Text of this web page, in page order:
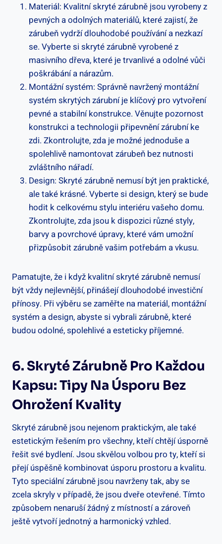
Materiál: Kvalitní skryté zárubně jsou vyrobeny z
pevných a odolných materiálů, které zajistí, že
zárubeň vydrží dlouhodobé používání a nezkazí
se. Vyberte si skryté zárubně vyrobené z
masivního dřeva, které je trvanlivé a odolné vůči
poškrábání a nárazům.
Montážní systém: Správně navržený montážní
systém skrytých zárubní je klíčový pro vytvoření
pevné a stabilní konstrukce. Věnujte pozornost
konstrukci a technologii připevnění zárubní ke
zdi. Zkontrolujte, zda je možné jednoduše a
spolehlivě namontovat zárubeň bez nutnosti
zvláštního nářadí.
Design: Skryté zárubně nemusí být jen praktické,
ale také krásné. Vyberte si design, který se bude
hodit k celkovému stylu interiéru vašeho domu.
Zkontrolujte, zda jsou k dispozici různé styly,
barvy a povrchové úpravy, které vám umožní
přizpůsobit zárubně vašim potřebám a vkusu.
Pamatujte, že i když kvalitní skryté zárubně nemusí
být vždy nejlevnější, přinášejí dlouhodobé investiční
přínosy. Při výběru se zaměřte na materiál, montážní
systém a design, abyste si vybrali zárubně, které
budou odolné, spolehlivé a esteticky příjemné.
6. Skryté Zárubně Pro Každou
Kapsu: Tipy Na Úsporu Bez
Ohrožení Kvality
Skryté zárubně jsou nejenom praktickým, ale také
estetickým řešením pro všechny, kteří chtějí úsporně
řešit své bydlení. Jsou skvělou volbou pro ty, kteří si
přejí úspěšně kombinovat úsporu prostoru a kvalitu.
Tyto speciální zárubně jsou navrženy tak, aby se
zcela skryly v případě, že jsou dveře otevřené. Tímto
způsobem nenaruší žádný z místností a zároveň
ještě vytvoří jednotný a harmonický vzhled.